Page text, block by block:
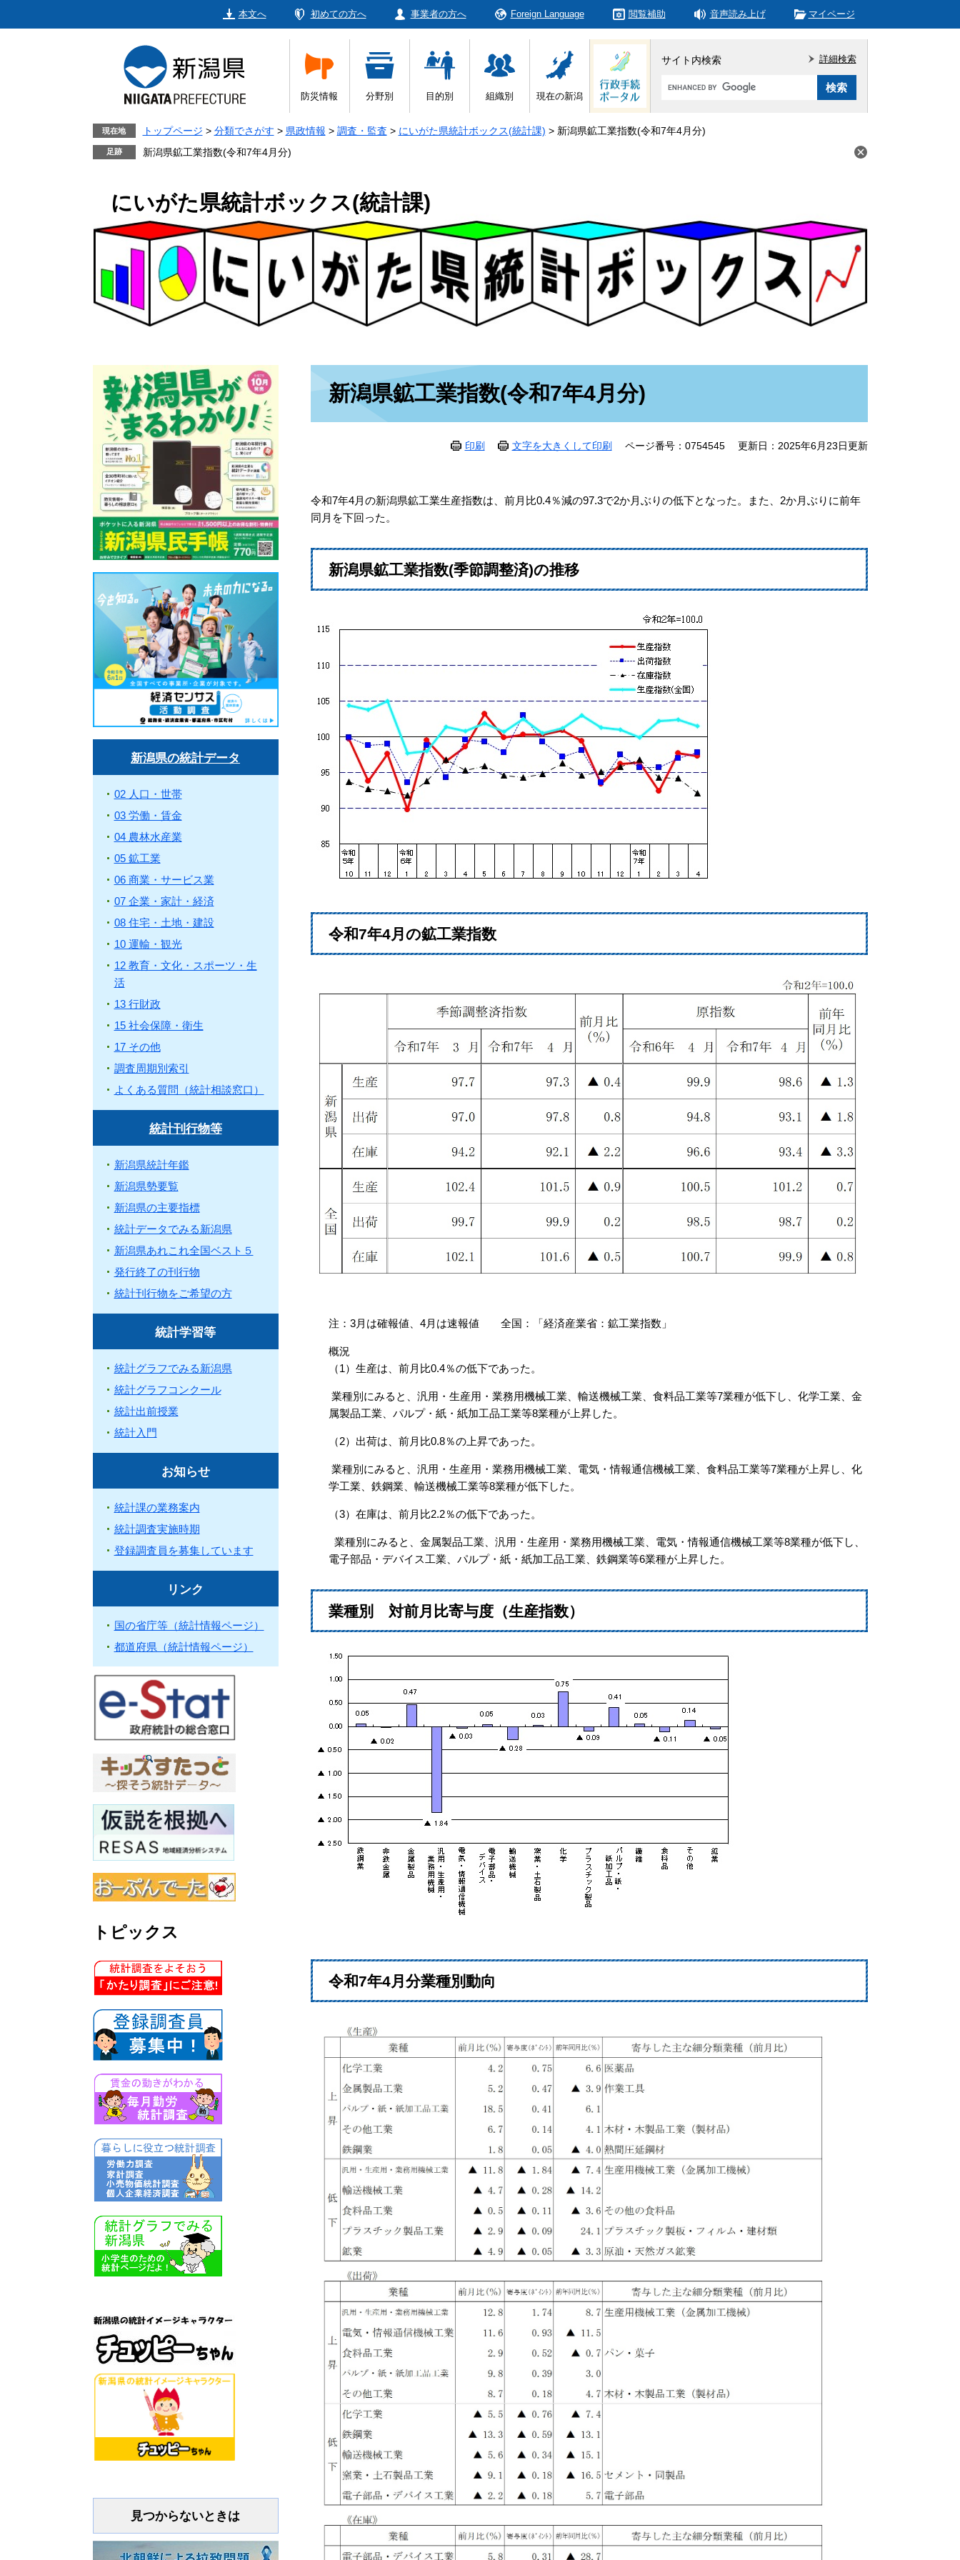
本文へ 初めての方へ 事業者の方へ Foreign Language 閲覧補助 音声読み上げ マイページ
防災情報 分野別 目的別 組織別 現在の新潟
サイト内検索
Google
タ
詳細検索
現在地 トップページ > 分類でさがす > 県政情報 > 調査・監査 > にいがた県統計ボックス(統計課) > 新潟県鉱工業指数(令和7年4月分)
新潟県鉱工業指数(令和7年4月分)
にいがた県統計ボックス(統計課)
新潟県鉱工業指数(令和7年4月分)
印刷 文字を大きくして印刷 ページ番号：0754545 更新日：2025年6月23日更新
令和7年4月の新潟県鉱工業生産指数は、前月比0.4％減の97.3で2か月ぶりの低下となった。また、2か月ぶりに前年
同月を下回った。
新潟県鉱工業指数(季節調整済)の推移
令和7年4月の鉱工業指数
注：3月は確報値、4月は速報値 全国：「経済産業省：鉱工業指数」
概況
（1）生産は、前月比0.4％の低下であった。
業種別にみると、汎用・生産用・業務用機械工業、輸送機械工業、食料品工業等7業種が低下し、化学工業、金
属製品工業、パルプ・紙・紙加工品工業等8業種が上昇した。
（2）出荷は、前月比0.8％の上昇であった。
業種別にみると、汎用・生産用・業務用機械工業、電気・情報通信機械工業、食料品工業等7業種が上昇し、化
学工業、鉄鋼業、輸送機械工業等8業種が低下した。
（3）在庫は、前月比2.2％の低下であった。
業種別にみると、金属製品工業、汎用・生産用・業務用機械工業、電気・情報通信機械工業等8業種が低下し、
電子部品・デバイス工業、パルプ・紙・紙加工品工業、鉄鋼業等6業種が上昇した。
業種別 対前月比寄与度（生産指数）
令和7年4月分業種別動向
新潟県の統計データ
02 人口・世帯
03 労働・賃金
04 農林水産業
05 鉱工業
06 商業・サービス業
07 企業・家計・経済
08 住宅・土地・建設
10 運輸・観光
12 教育・文化・スポーツ・生
活
13 行財政
15 社会保障・衛生
17 その他
調査周期別索引
よくある質問（統計相談窓口）
統計刊行物等
新潟県統計年鑑
新潟県勢要覧
新潟県の主要指標
統計データでみる新潟県
新潟県あれこれ全国ベスト５
発行終了の刊行物
統計刊行物をご希望の方
統計学習等
統計グラフでみる新潟県
統計グラフコンクール
統計出前授業
統計入門
お知らせ
統計課の業務案内
統計調査実施時期
登録調査員を募集しています
リンク
国の省庁等（統計情報ページ）
都道府県（統計情報ページ）
トピックス
見つからないときは